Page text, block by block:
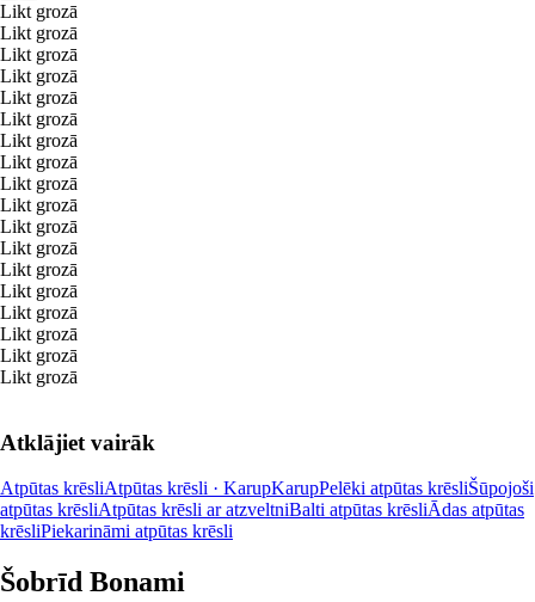
Likt grozā
Likt grozā
Likt grozā
Likt grozā
Likt grozā
Likt grozā
Likt grozā
Likt grozā
Likt grozā
Likt grozā
Likt grozā
Likt grozā
Likt grozā
Likt grozā
Likt grozā
Likt grozā
Likt grozā
Likt grozā
Atklājiet vairāk
Atpūtas krēsliAtpūtas krēsli · KarupKarupPelēki atpūtas krēsliŠūpojoši
atpūtas krēsliAtpūtas krēsli ar atzveltniBalti atpūtas krēsliĀdas atpūtas
krēsliPiekarināmi atpūtas krēsli
Šobrīd Bonami